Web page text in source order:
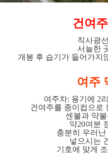
건여
직사광
서늘한
개봉 후 습기가 들어가지
여주
여주차: 용기에 2
건여주를 종이컵으로
센불과 약
약20여분
충분히 우러난
넣으시는
기호에 맞게